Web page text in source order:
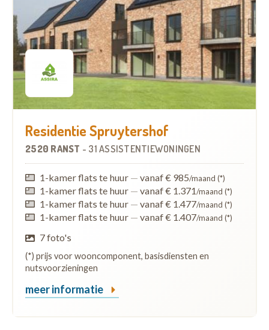
Residentie Spruytershof
2520 RANST - 31 ASSISTENTIEWONINGEN
1-kamer flats te huur — vanaf € 985/maand (*)
1-kamer flats te huur — vanaf € 1.371/maand (*)
1-kamer flats te huur — vanaf € 1.477/maand (*)
1-kamer flats te huur — vanaf € 1.407/maand (*)
7 foto's
(*) prijs voor wooncomponent, basisdiensten en
nutsvoorzieningen
meer informatie